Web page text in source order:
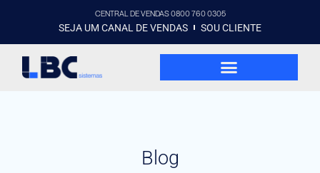
CENTRAL DE VENDAS 0800 760 0305
SEJA UM CANAL DE VENDAS SOU CLIENTE
Blog